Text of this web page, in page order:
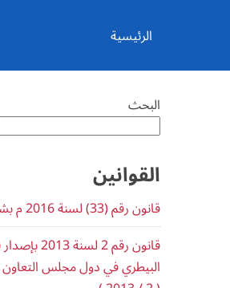
الرئيسية
البحث
القوانين
قانون رقم (33​) لسنة 2016 م ب​شأن بلدية الكويت
قانون رقم 2
البيطري في دول مجلس التعاون